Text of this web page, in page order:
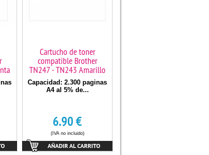
Cartucho de toner
compatible Brother
TN247 - TN243 Amarillo
Capacidad: 2.300 paginas
A4 al 5% de...
6.90€
(IVA no incluido)